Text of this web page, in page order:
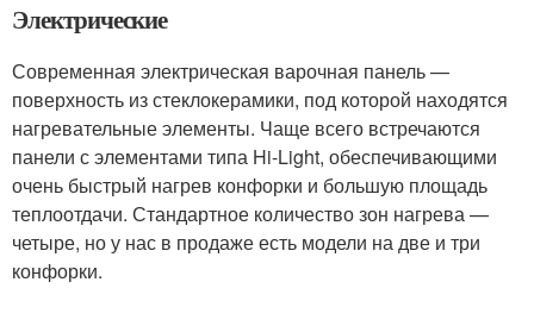
Электрические
Современная электрическая варочная панель —
поверхность из стеклокерамики, под которой находятся
нагревательные элементы. Чаще всего встречаются
панели с элементами типа Hi-Light, обеспечивающими
очень быстрый нагрев конфорки и большую площадь
теплоотдачи. Стандартное количество зон нагрева —
четыре, но у нас в продаже есть модели на две и три
конфорки.